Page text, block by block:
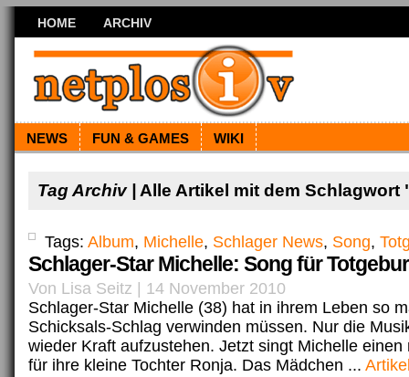
HOME ARCHIV
NEWS FUN & GAMES WIKI
Tag Archiv | Alle Artikel mit dem Schlagwort
Tags: Album, Michelle, Schlager News, Song,
Schlager-Star Michelle: Song für
Von Lisa Seitz | 14 November 2010
Schlager-Star Michelle (38) hat in ihrem Leben so
Schicksals-Schlag verwinden müssen. Nur die
wieder Kraft aufzustehen. Jetzt singt Michelle einen
für ihre kleine Tochter Ronja. Das Mädchen ...